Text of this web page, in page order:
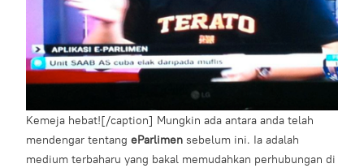
Kemeja hebat![/caption] Mungkin ada antara anda telah
mendengar tentang eParlimen sebelum ini. Ia adalah
medium terbaharu yang bakal memudahkan perhubungan di